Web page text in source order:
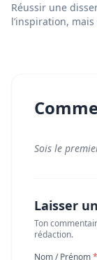
Réussir une
l’inspiration,
Sois le
Laisser
Ton
rédaction.
Nom / Prénom*